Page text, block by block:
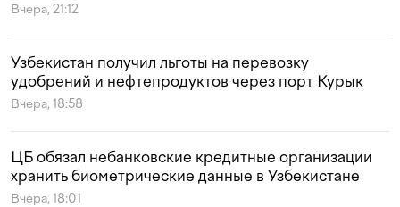
Вчера, 21:12
Узбекистан получил льготы на перевозку
удобрений и нефтепродуктов через порт Курык
Вчера, 18:58
ЦБ обязал небанковские кредитные организации
хранить биометрические данные в Узбекистане
Вчера, 18:01